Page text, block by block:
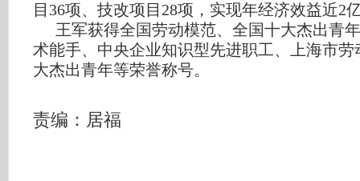
目 36项、技改项目 28项，实现年经济效益近2
王军获得全国劳动模范、全国十大杰出青
术能手、中央企业知识型先进职工、上海市
大杰出青年等荣誉称号。
责编：居福